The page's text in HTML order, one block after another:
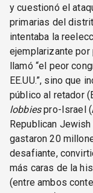
y cuestionó el
primarias del
intentaba la
ejemplarizante por
llamó “el peor
EE.UU.”, sino que
público al retador
lobbiespro-Israel
Republican
gastaron 20
desafiante,
más caras de la
(entre ambos